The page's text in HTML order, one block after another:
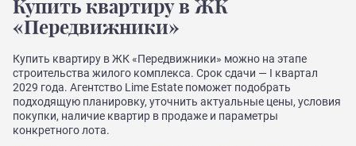
Купить квартиру в ЖК
«Передвижники»
Купить квартиру в ЖК «Передвижники» можно на этапе
строительства жилого комплекса. Срок сдачи — I квартал
2029 года. Агентство Lime Estate поможет подобрать
подходящую планировку, уточнить актуальные цены, условия
покупки, наличие квартир в продаже и параметры
конкретного лота.